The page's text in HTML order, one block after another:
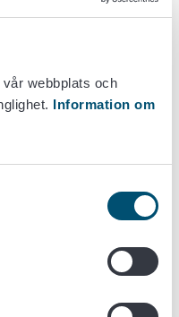
webbplats och
Information om
till den livsmedelsaktör
termer beroende på
(obligatoriskt för
särskild behandling
Särskilda villkor och
livsmedelsföretagare